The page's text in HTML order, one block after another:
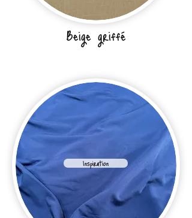
Beige griffé
Inspiration